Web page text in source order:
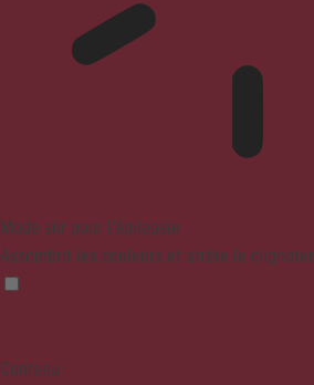
Mode sûr pour l'épilepsie
Assombrit les couleurs et arrête le
Contenu